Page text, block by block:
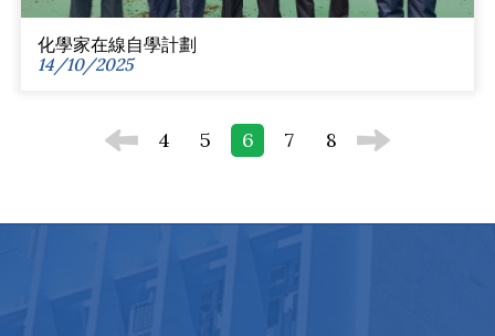
化學家在線自學計劃
14/10/2025
4 5 6 7 8